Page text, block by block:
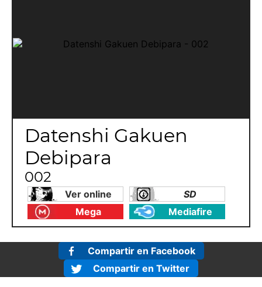
Datenshi Gakuen
Debipara
002
Ver online
SD
Mega
Mediafire
Compartir en Facebook
Compartir en Twitter